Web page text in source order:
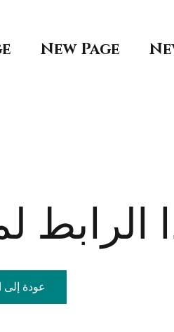
New Page
الرابط
عودة إلى